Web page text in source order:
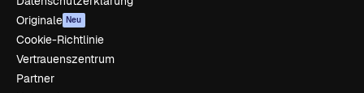
Originale Neu
Cookie-Richtlinie
Vertrauenszentrum
Partner